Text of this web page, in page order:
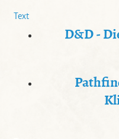
Text
D&D -